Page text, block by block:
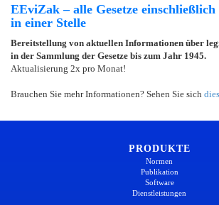
EEviZak – alle Gesetze
in einer Stelle
Bereitstellung von aktuellen Informationen über
in der Sammlung der Gesetze bis zum Jahr 1945.
Aktualisierung 2x pro Monat!
Brauchen Sie mehr Informationen? Sehen Sie sich
PRODUKTE
Normen
Publikation
Software
Dienstleistungen